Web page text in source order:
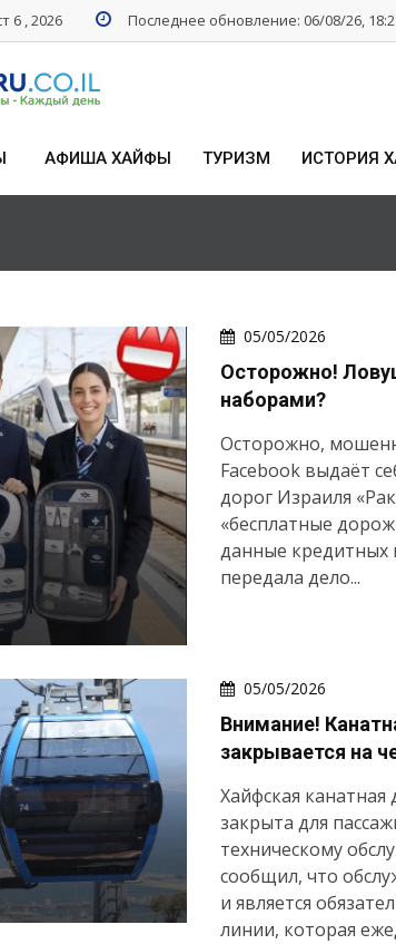
6 , 2026 Последнее обновление: 06/08/26,
АФИША ХАЙФЫ ТУРИЗМ ИСТОРИЯ
05/05/2026
Осторожно!
наборами?
Осторожно,
Facebook выдаёт
дорог Израиля
«бесплатные
данные кредитных
передала дело...
05/05/2026
Внимание!
закрывается на
Хайфская канатная
закрыта для
техническому
сообщил, что
и является
линии, которая